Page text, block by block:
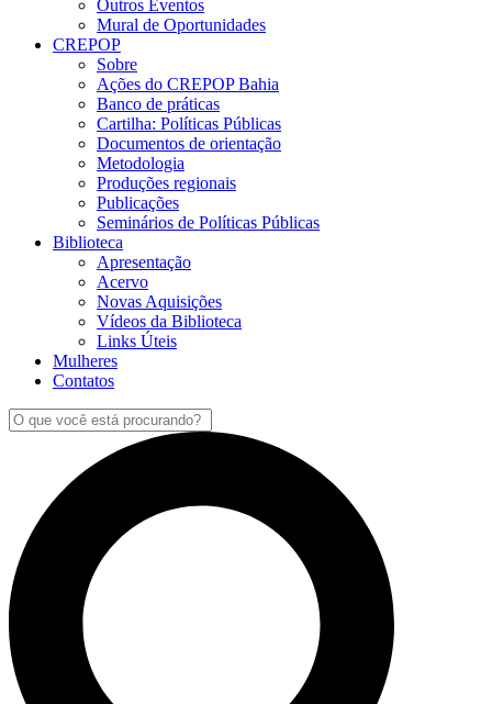
Outros Eventos
Mural de Oportunidades
CREPOP
Sobre
Ações do CREPOP Bahia
Banco de práticas
Cartilha: Políticas Públicas
Documentos de orientação
Metodologia
Produções regionais
Publicações
Seminários de Políticas Públicas
Biblioteca
Apresentação
Acervo
Novas Aquisições
Vídeos da Biblioteca
Links Úteis
Mulheres
Contatos